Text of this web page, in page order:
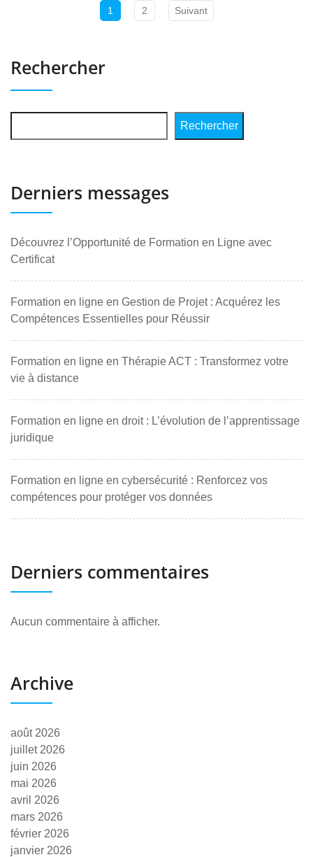
1 2 Suivant
Rechercher
Rechercher
Derniers messages
Découvrez l’Opportunité de Formation en Ligne avec
Certificat
Formation en ligne en Gestion de Projet : Acquérez les
Compétences Essentielles pour Réussir
Formation en ligne en Thérapie ACT : Transformez votre
vie à distance
Formation en ligne en droit : L’évolution de l’apprentissage
juridique
Formation en ligne en cybersécurité : Renforcez vos
compétences pour protéger vos données
Derniers commentaires
Aucun commentaire à afficher.
Archive
août 2026
juillet 2026
juin 2026
mai 2026
avril 2026
mars 2026
février 2026
janvier 2026